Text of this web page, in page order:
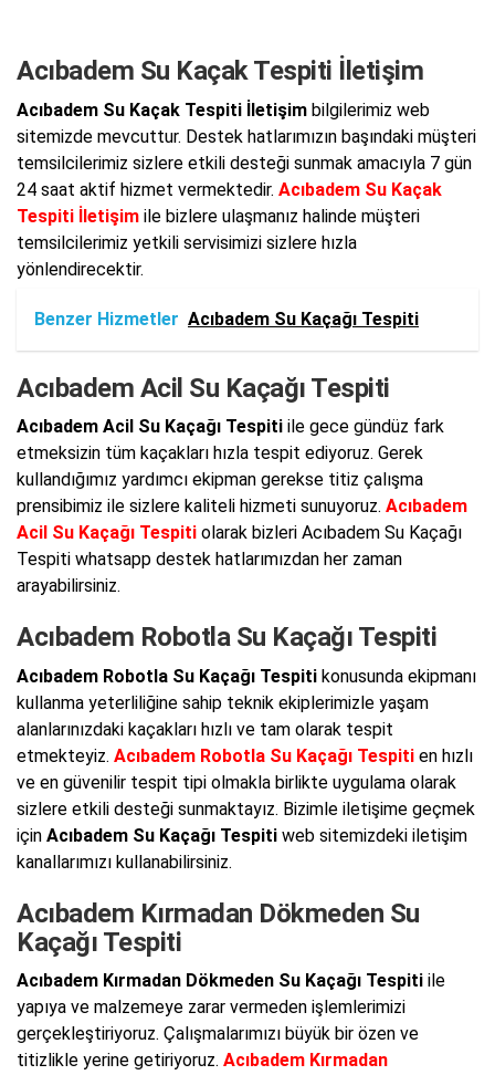
Acıbadem Su Kaçak Tespiti İletişim
Acıbadem Su Kaçak Tespiti İletişim bilgilerimiz web
sitemizde mevcuttur. Destek hatlarımızın başındaki müşteri
temsilcilerimiz sizlere etkili desteği sunmak amacıyla 7 gün
24 saat aktif hizmet vermektedir. Acıbadem Su Kaçak
Tespiti İletişim ile bizlere ulaşmanız halinde müşteri
temsilcilerimiz yetkili servisimizi sizlere hızla
yönlendirecektir.
Benzer Hizmetler Acıbadem Su Kaçağı Tespiti
Acıbadem Acil Su Kaçağı Tespiti
Acıbadem Acil Su Kaçağı Tespiti ile gece gündüz fark
etmeksizin tüm kaçakları hızla tespit ediyoruz. Gerek
kullandığımız yardımcı ekipman gerekse titiz çalışma
prensibimiz ile sizlere kaliteli hizmeti sunuyoruz. Acıbadem
Acil Su Kaçağı Tespiti olarak bizleri Acıbadem Su Kaçağı
Tespiti whatsapp destek hatlarımızdan her zaman
arayabilirsiniz.
Acıbadem Robotla Su Kaçağı Tespiti
Acıbadem Robotla Su Kaçağı Tespiti konusunda ekipmanı
kullanma yeterliliğine sahip teknik ekiplerimizle yaşam
alanlarınızdaki kaçakları hızlı ve tam olarak tespit
etmekteyiz. Acıbadem Robotla Su Kaçağı Tespiti en hızlı
ve en güvenilir tespit tipi olmakla birlikte uygulama olarak
sizlere etkili desteği sunmaktayız. Bizimle iletişime geçmek
için Acıbadem Su Kaçağı Tespiti web sitemizdeki iletişim
kanallarımızı kullanabilirsiniz.
Acıbadem Kırmadan Dökmeden Su
Kaçağı Tespiti
Acıbadem Kırmadan Dökmeden Su Kaçağı Tespiti ile
yapıya ve malzemeye zarar vermeden işlemlerimizi
gerçekleştiriyoruz. Çalışmalarımızı büyük bir özen ve
titizlikle yerine getiriyoruz. Acıbadem Kırmadan